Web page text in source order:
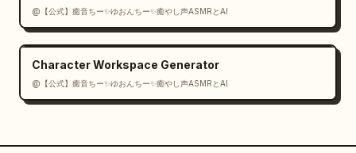
@【公式】癒音ちー✨ゆおんちー✨癒やし声ASMRとAI
Character Workspace Generator
@【公式】癒音ちー✨ゆおんちー✨癒やし声ASMRとAI